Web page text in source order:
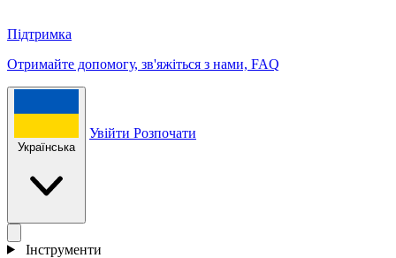
Підтримка
Отримайте допомогу, зв'яжіться з нами, FAQ
Українська
Увійти Розпочати
Інструменти